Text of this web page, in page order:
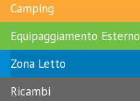
Camping
Equipaggiamento Esterno
Zona Letto
Ricambi